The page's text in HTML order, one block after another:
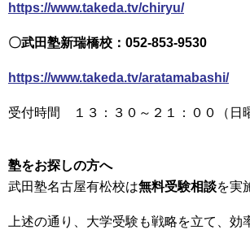
https://www.takeda.tv/chiryu/
〇武田塾新瑞橋校：052-853-9530
https://www.takeda.tv/aratamabashi/
受付時間 １３：３０～２１：００（日
塾をお探しの方へ
武田塾名古屋有松校は無料受験相談を実
上述の通り、大学受験も戦略を立て、効